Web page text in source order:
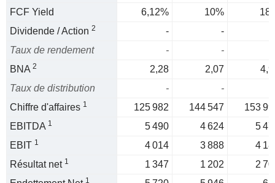
FCF Yield
6,12% 10%
Dividende / Action 2 -
-
Taux de rendement
-
-
BNA 2 2,28 2,07
Taux de distribution
-
-
Chiffre d'affaires 1 125 982 144 547
153
EBITDA 1 5 490 4 624
5
EBIT 1 4 014 3 888
4
Résultat net 1 1 347 1 202
2
1